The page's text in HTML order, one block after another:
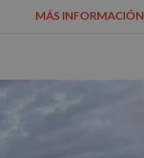
MÁS INFORMACIÓN